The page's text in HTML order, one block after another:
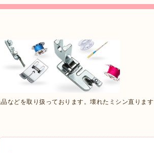
どを取り扱っております。壊れたミシン直ります